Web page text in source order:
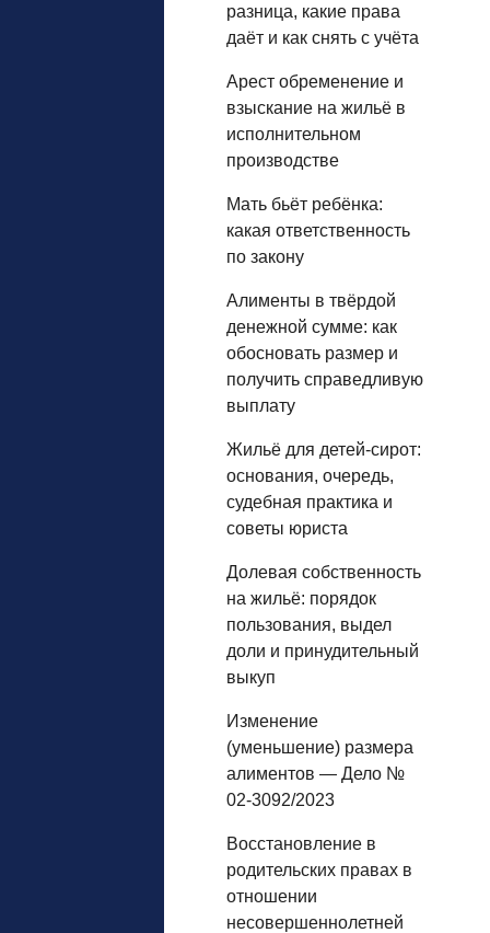
разница, какие права
даёт и как снять с учёта
Арест обременение и
взыскание на жильё в
исполнительном
производстве
Мать бьёт ребёнка:
какая ответственность
по закону
Алименты в твёрдой
денежной сумме: как
обосновать размер и
получить справедливую
выплату
Жильё для детей‑сирот:
основания, очередь,
судебная практика и
советы юриста
Долевая собственность
на жильё: порядок
пользования, выдел
доли и принудительный
выкуп
Изменение
(уменьшение) размера
алиментов — Дело №
02-3092/2023
Восстановление в
родительских правах в
отношении
несовершеннолетней